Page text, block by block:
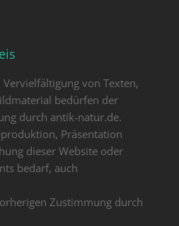
von Texten,
bedürfen der
durch antik-natur.de.
Präsentation
dieser Website oder
bedarf, auch
Zustimmung durch